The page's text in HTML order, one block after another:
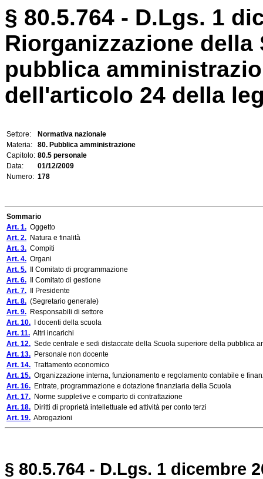
§ 80.5.764 - D.Lgs. 1
Riorganizzazione
pubblica
dell'articolo 24 della
Settore:
Normativa nazionale
Materia:
80. Pubblica amministrazione
Capitolo: 80.5 personale
Data:
01/12/2009
Numero: 178
Sommario
Art. 1. Oggetto
Art. 2. Natura e finalità
Art. 3. Compiti
Art. 4. Organi
Art. 5. Il Comitato di programmazione
Art. 6. Il Comitato di gestione
Art. 7. Il Presidente
Art. 8. (Segretario generale)
Art. 9. Responsabili di settore
Art. 10. I docenti della scuola
Art. 11. Altri incarichi
Art. 12. Sede centrale e sedi distaccate della Scuola superiore della pubblica
Art. 13. Personale non docente
Art. 14. Trattamento economico
Art. 15. Organizzazione interna, funzionamento e regolamento contabile e
Art. 16. Entrate, programmazione e dotazione finanziaria della Scuola
Art. 17. Norme suppletive e comparto di contrattazione
Art. 18. Diritti di proprietà intellettuale ed attività per conto terzi
Art. 19. Abrogazioni
§ 80.5.764 - D.Lgs. 1 dicembre